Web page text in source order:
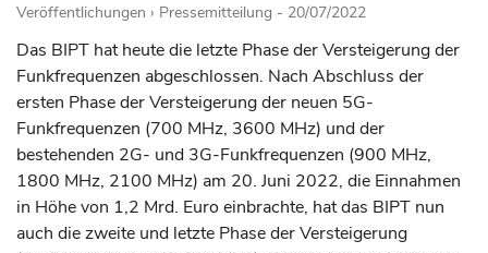
Veröffentlichungen › Pressemitteilung - 20/07/2022
Das BIPT hat heute die letzte Phase der Versteigerung der
Funkfrequenzen abgeschlossen. Nach Abschluss der
ersten Phase der Versteigerung der neuen 5G-
Funkfrequenzen (700 MHz, 3600 MHz) und der
bestehenden 2G- und 3G-Funkfrequenzen (900 MHz,
1800 MHz, 2100 MHz) am 20. Juni 2022, die Einnahmen
in Höhe von 1,2 Mrd. Euro einbrachte, hat das BIPT nun
auch die zweite und letzte Phase der Versteigerung